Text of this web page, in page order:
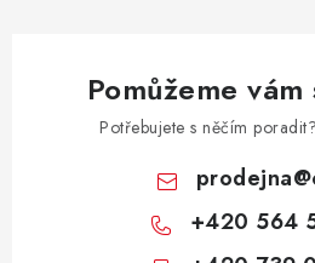
Pomůžeme
Potřebujete s něčím
prodejna@
+420 564